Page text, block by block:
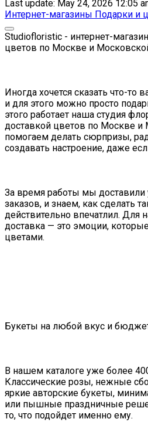
Last update: May 24, 2026 12:05
Интернет-магазины Подарки и
Studiofloristic - интернет-
цветов по Москве и
Иногда хочется сказать что-то
и для этого можно просто
этого работает наша студия
доставкой цветов по Москве
помогаем делать сюрпризы,
создавать настроение, даже
За время работы мы доставили
заказов, и знаем, как сделать
действительно впечатлил. Для
доставка — это эмоции,
цветами.
Букеты на любой вкус и
В нашем каталоге уже более
Классические розы, нежные
яркие авторские букеты,
или пышные праздничные
то, что подойдет именно ему.